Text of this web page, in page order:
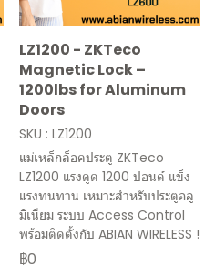
LZ1200 - ZKTeco
Magnetic Lock –
1200lbs for Aluminum
Doors
SKU : LZ1200
แม่เหล็กล็อคประตู ZKTeco
LZ1200 แรงดูด 1200 ปอนด์ แข็ง
แรงทนทาน เหมาะสำหรับประตูอลู
มิเนียม ระบบ Access Control
พร้อมติดตั้งกับ ABIAN WIRELESS !
฿0